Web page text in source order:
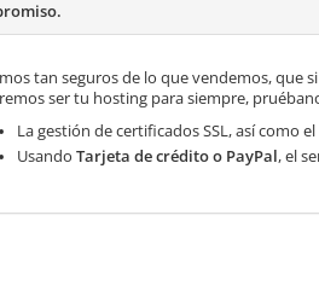
tan seguros de lo que vendemos,
ser tu hosting para siempre,
La gestión de certificados SSL, así como
Usando Tarjeta de crédito o PayPal, el